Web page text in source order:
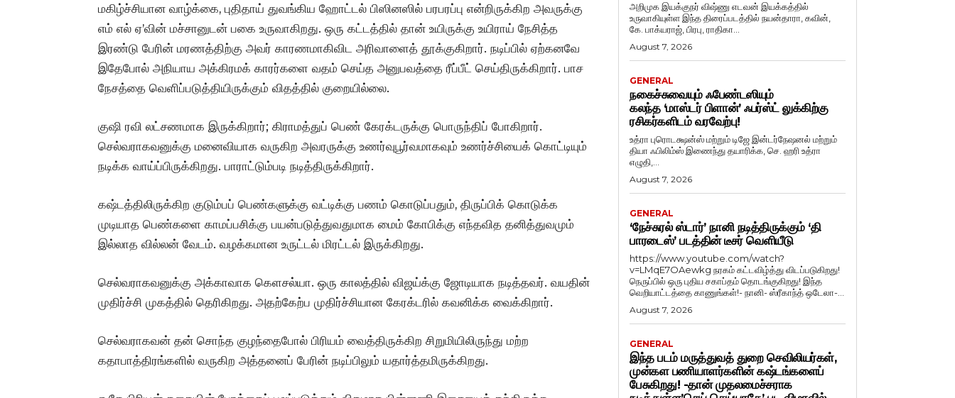
மகிழ்ச்சியான வாழ்க்கை, புதிதாய் துவங்கிய ஹோட்டல் பிஸினஸில் பரபரப்பு என்றிருக்கிற அவருக்கு
எம் எல் ஏ’வின் மச்சானுடன் பகை உருவாகிறது. ஒரு கட்டத்தில் தான் உயிருக்கு உயிராய் நேசித்த
இரண்டு பேரின் மரணத்திற்கு அவர் காரணமாகிவிட அரிவாளைத் தூக்குகிறார். நடிப்பில் ஏற்கனவே
இதேபோல் அநியாய அக்கிரமக் காரர்களை வதம் செய்த அனுபவத்தை ரீப்பீட் செய்திருக்கிறார். பாச
நேசத்தை வெளிப்படுத்தியிருக்கும் விதத்தில் குறையில்லை.
குஷி ரவி லட்சணமாக இருக்கிறார்; கிராமத்துப் பெண் கேரக்டருக்கு பொருந்திப் போகிறார்.
செல்வராகவனுக்கு மனைவியாக வருகிற அவரருக்கு உணர்வுபூர்வமாகவும் உணர்ச்சியைக் கொட்டியும்
நடிக்க வாய்ப்பிருக்கிறது. பாராட்டும்படி நடித்திருக்கிறார்.
கஷ்டத்திலிருக்கிற குடும்பப் பெண்களுக்கு வட்டிக்கு பணம் கொடுப்பதும், திருப்பிக் கொடுக்க
முடியாத பெண்களை காமப்பசிக்கு பயன்படுத்துவதுமாக மைம் கோபிக்கு எந்தவித தனித்துவமும்
இல்லாத வில்லன் வேடம். வழக்கமான உருட்டல் மிரட்டல் இருக்கிறது.
செல்வராகவனுக்கு அக்காவாக கெளசல்யா. ஒரு காலத்தில் விஜய்க்கு ஜோடியாக நடித்தவர். வயதின்
முதிர்ச்சி முகத்தில் தெரிகிறது. அதற்கேற்ப முதிர்ச்சியான கேரக்டரில் கவனிக்க வைக்கிறார்.
செல்வராகவன் தன் சொந்த குழந்தைபோல் பிரியம் வைத்திருக்கிற சிறுமியிலிருந்து மற்ற
கதாபாத்திரங்களில் வருகிற அத்தனைப் பேரின் நடிப்பிலும் யதார்த்தமிருக்கிறது.
அறிமுக இயக்குநர் விஷ்ணு எடவன் இயக்கத்தில்
உருவாகியுள்ள இந்த திரைப்படத்தில் நயன்தாரா, கவின்,
கே. பாக்யராஜ், பிரபு, ராதிகா...
August 7, 2026
GENERAL
நகைச்சுவையும் ஃபேண்டஸியும்
கலந்த ‘மாஸ்டர் பிளான்’ ஃபர்ஸ்ட் லுக்கிற்கு
ரசிகர்களிடம் வரவேற்பு!
உத்ரா புரொடக்ஷன்ஸ் மற்றும் டிஜே இன்டர்நேஷனல் மற்றும்
தியா ஃபிலிம்ஸ் இணைந்து தயாரிக்க, செ. ஹரி உத்ரா
எழுதி,...
August 7, 2026
GENERAL
‘நேச்சுரல் ஸ்டார்’ நானி நடித்திருக்கும் ‘தி
பாரடைஸ்’ படத்தின் டீசர் வெளியீடு
https://www.youtube.com/watch?
v=LMqE7OAewkg நரகம் கட்டவிழ்த்து விடப்படுகிறது!
நெருப்பில் ஒரு புதிய சகாப்தம் தொடங்குகிறது! இந்த
வெறியாட்டத்தை காணுங்கள்!- நானி- ஸ்ரீகாந்த் ஒடேலா-...
August 7, 2026
GENERAL
இந்த படம் மருத்துவத் துறை செவிலியர்கள்,
முன்கள பணியாளர்களின் கஷ்டங்களைப்
பேசுகிறது! -தான் முதலமைச்சராக